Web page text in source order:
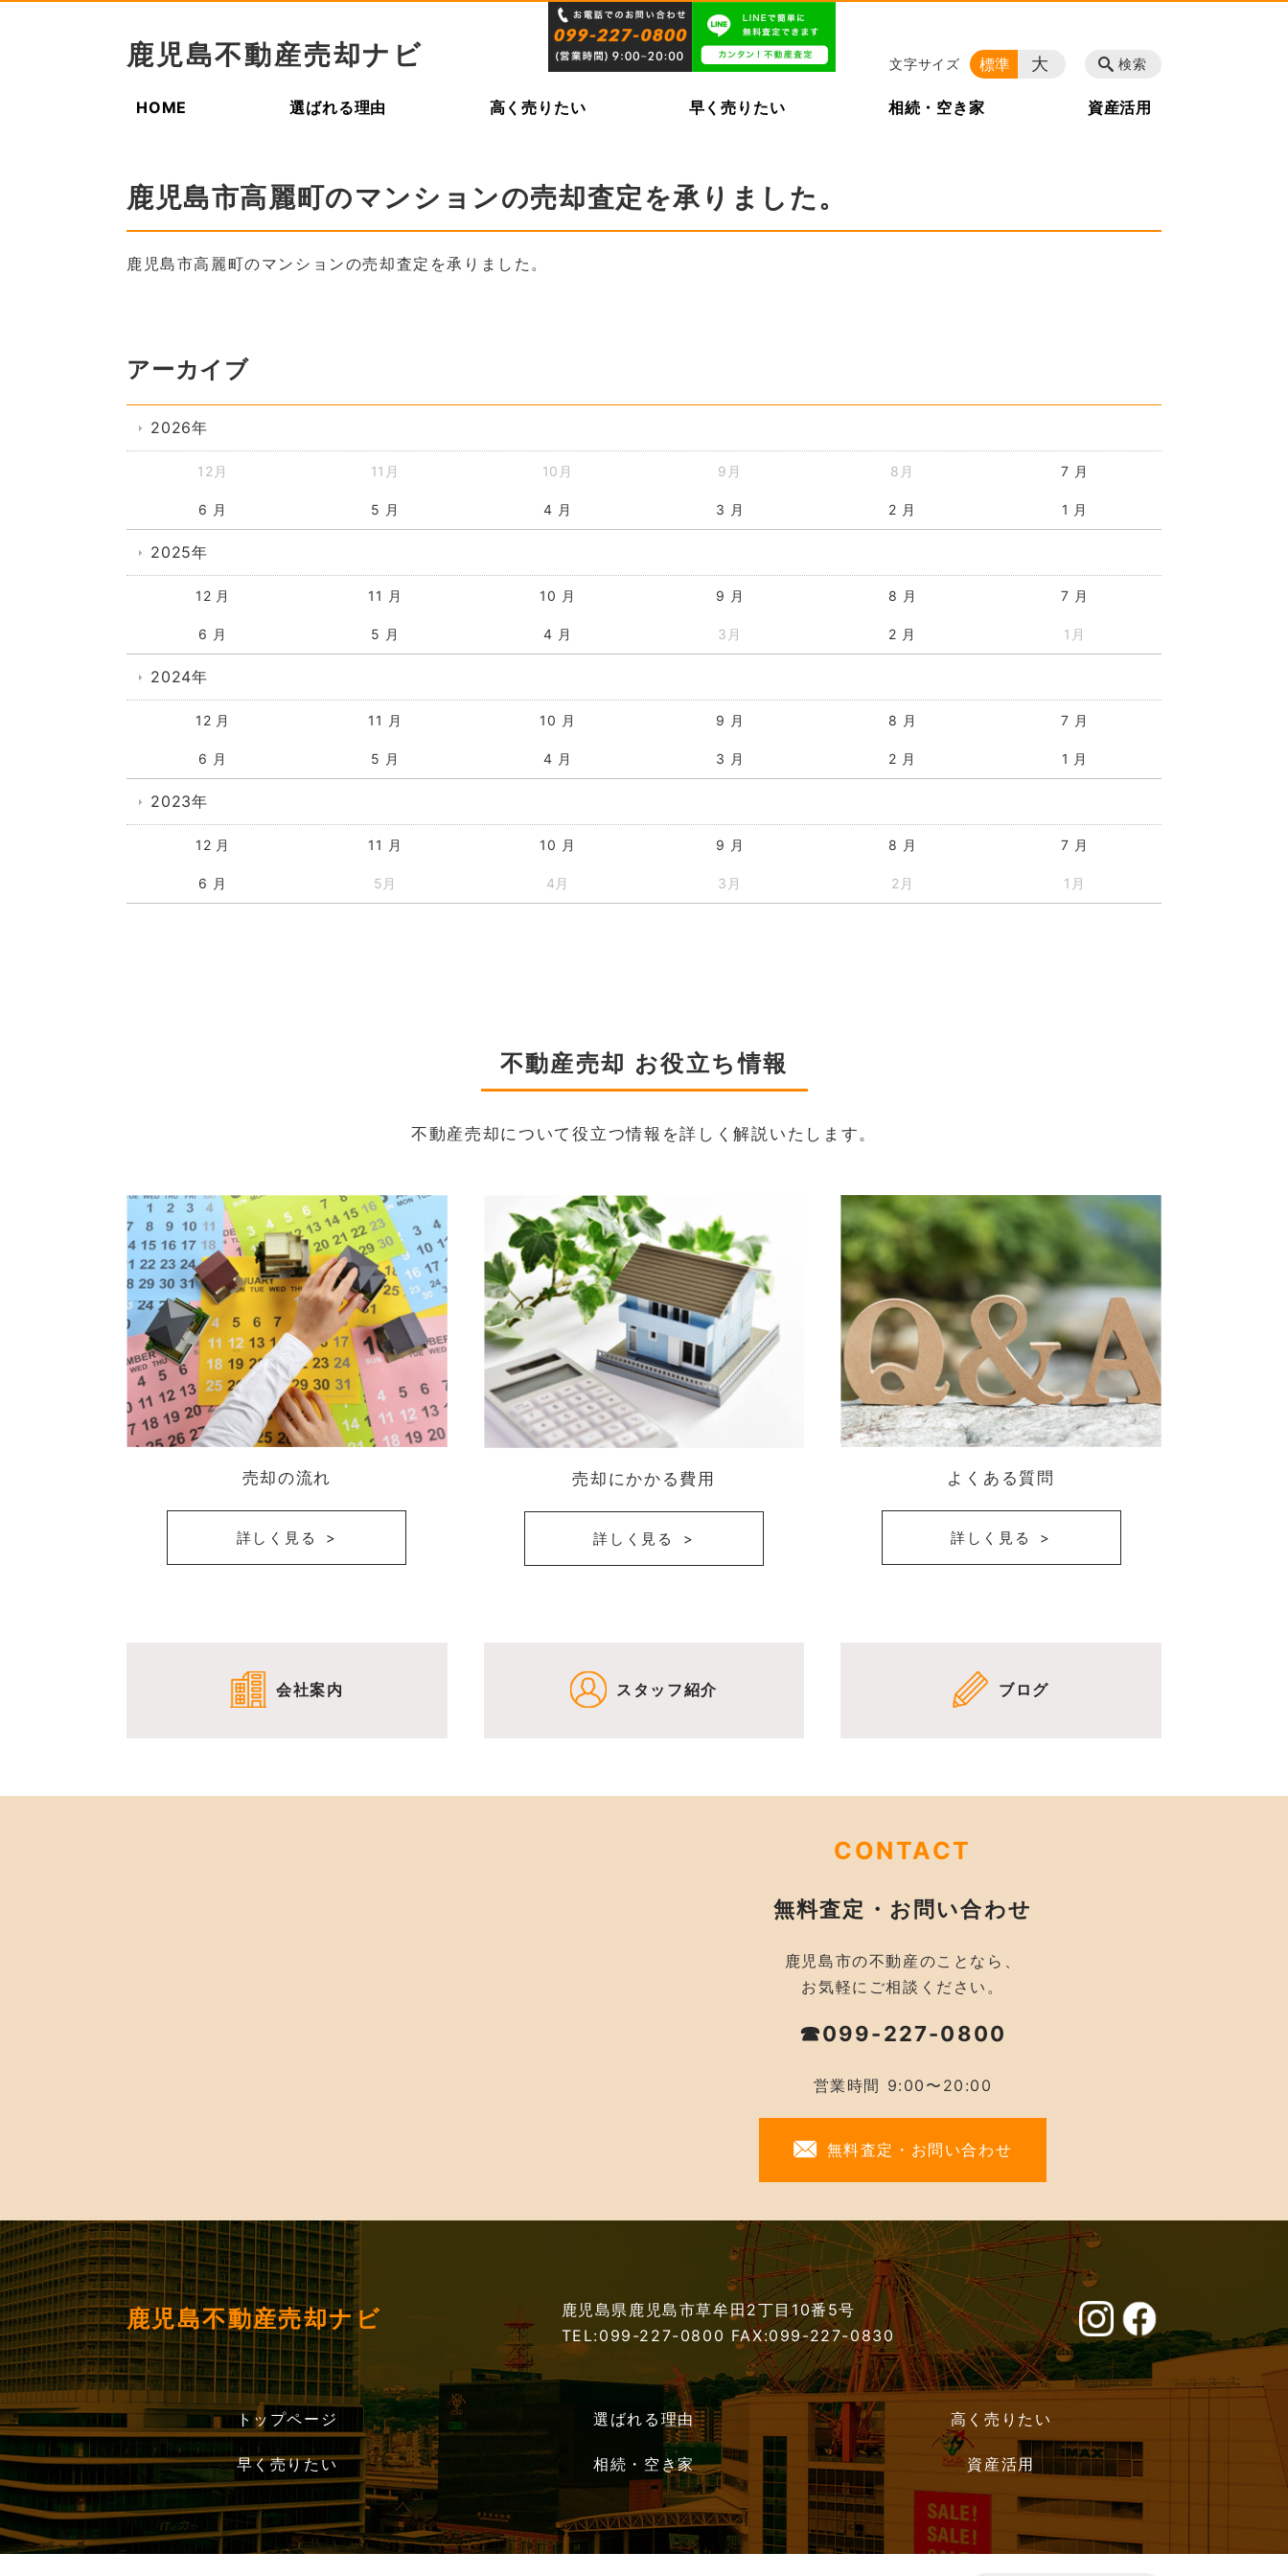
鹿児島不動産売却ナビ
HOME 選ばれる理由 高く売りたい 早く売りたい 相続・空き家 資産活用
検索
文字サイズ 標準 大
鹿児島市高麗町のマンションの売却査定を承りました。
鹿児島市高麗町のマンションの売却査定を承りました。
アーカイブ
2026年
12月 11月 10月 9月 8月 7 月
6 月 5 月 4 月 3 月 2 月 1 月
2025年
12 月 11 月 10 月 9 月 8 月 7 月
6 月 5 月 4 月 3月 2 月 1月
2024年
12 月 11 月 10 月 9 月 8 月 7 月
6 月 5 月 4 月 3 月 2 月 1 月
2023年
12 月 11 月 10 月 9 月 8 月 7 月
6 月 5月 4月 3月 2月 1月
不動産売却 お役立ち情報
不動産売却について役立つ情報を詳しく解説いたします。
売却の流れ
詳しく見る
売却にかかる費用
詳しく見る
よくある質問
詳しく見る
会社案内 スタッフ紹介 ブログ
CONTACT
無料査定・お問い合わせ
鹿児島市の不動産のことなら、
お気軽にご相談ください。
☎099-227-0800
営業時間 9:00〜20:00
無料査定・お問い合わせ
鹿児島不動産売却ナビ
鹿児島県鹿児島市草牟田2丁目10番5号
TEL:099-227-0800 FAX:099-227-0830
トップページ 選ばれる理由 高く売りたい
早く売りたい 相続・空き家 資産活用